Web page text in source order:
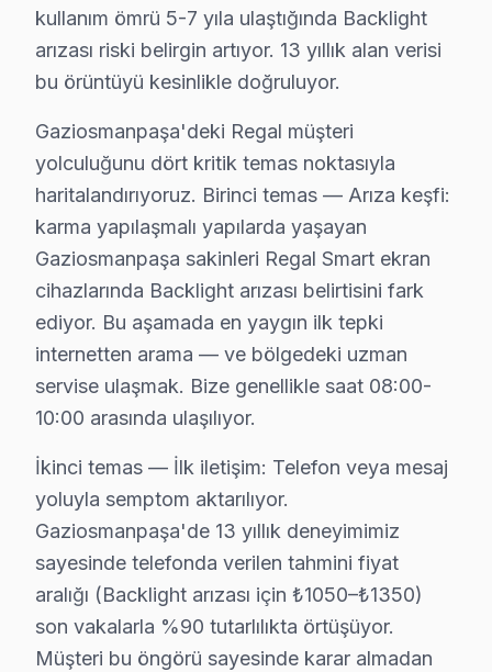
Sarıgöl'de Regal TV Servisi
Sarıgöl Mahallesi, ailelerin tercih ettiği huzurlu bir
Şemsipaşa'da Regal TV Servisi
Şemsipaşa mahallesi, Gaziosmanpaşa'nın dinamik
Yenidoğan'da Regal TV Servisi
Yenidoğan mahallesi, Gaziosmanpaşa'nın köklü
Yıldıztabya'da Regal TV Servisi
Yıldıztabya mahallesi, Gaziosmanpaşa'nın yenilikçi
Regal Teknoloji Evrimi ve Tamir Gereklilikleri
Örneğin, panel ya da ekran değişimi işlemleri,
Fiyatları etkileyen diğer etkenler ise garanti durumu,
Gaziosmanpaşa'de Regal Servisi: Fabrika
Gaziosmanpaşa, 20. yüzyılın başlarından itibaren
Fabrika Servis, Gaziosmanpaşa bölgesinde Regal TV
kullanım ömrü 5-7 yıla ulaştığında Backlight
arızası riski belirgin artıyor. 13 yıllık alan verisi
bu örüntüyü kesinlikle doğruluyor.
Gaziosmanpaşa'deki Regal müşteri
yolculuğunu dört kritik temas noktasıyla
haritalandırıyoruz. Birinci temas — Arıza keşfi:
karma yapılaşmalı yapılarda yaşayan
Gaziosmanpaşa sakinleri Regal Smart ekran
cihazlarında Backlight arızası belirtisini fark
ediyor. Bu aşamada en yaygın ilk tepki
internetten arama — ve bölgedeki uzman
servise ulaşmak. Bize genellikle saat 08:00-
10:00 arasında ulaşılıyor.
İkinci temas — İlk iletişim: Telefon veya mesaj
yoluyla semptom aktarılıyor.
Gaziosmanpaşa'de 13 yıllık deneyimimiz
sayesinde telefonda verilen tahmini fiyat
aralığı (Backlight arızası için ₺1050–₺1350)
son vakalarla %90 tutarlılıkta örtüşüyor.
Müşteri bu öngörü sayesinde karar almadan